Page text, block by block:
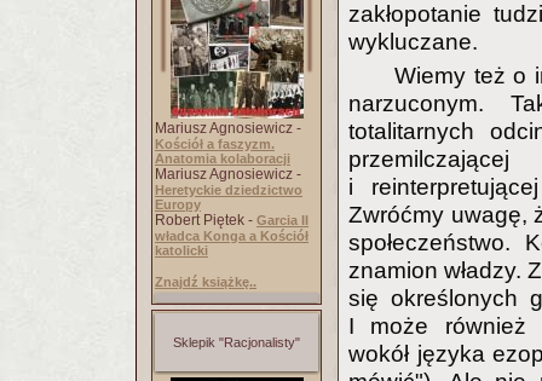
Mariusz Agnosiewicz -
Kościół a faszyzm.
Anatomia kolaboracji
Mariusz Agnosiewicz -
Heretyckie dziedzictwo
Europy
Robert Piętek - Garcia II
władca Konga a Kościół
katolicki
Znajdź książkę..
Sklepik "Racjonalisty"
zakłopotanie
wykluczane.
Wiemy też o
narzuconym.
totalitarnych
i
Zwróćmy uwagę,
społeczeństwo.
znamion władzy.
się określonych
I może również
wokół języka